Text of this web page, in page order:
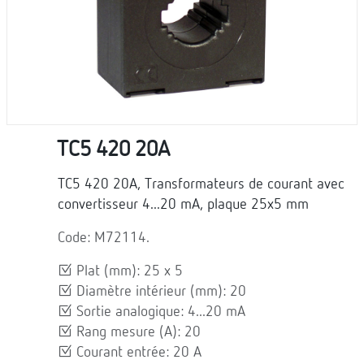
TC5 420 20A
TC5 420 20A, Transformateurs de courant avec
convertisseur 4...20 mA, plaque 25x5 mm
Code: M72114.
Plat (mm): 25 x 5
Diamètre intérieur (mm): 20
Sortie analogique: 4...20 mA
Rang mesure (A): 20
Courant entrée: 20 A